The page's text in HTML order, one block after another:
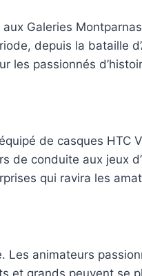
Galeries
depuis la bataille
les passionnés
de casques HTC
de conduite aux jeux
qui ravira les
animateurs
et grands peuvent se